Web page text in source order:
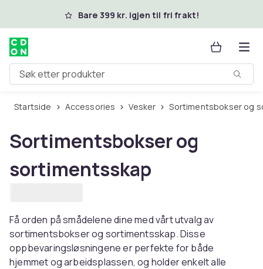
Hopp til hovedinnholdBare 399 kr. igjen til fri frakt!
Søk etter produkter
Startside Accessories Vesker Sortimentsbokser og
Sortimentsbokser og
sortimentsskap
Få orden på smådelene dine med vårt utvalg av
sortimentsbokser og sortimentsskap. Disse
oppbevaringsløsningene er perfekte for både
hjemmet og arbeidsplassen, og holder enkelt alle